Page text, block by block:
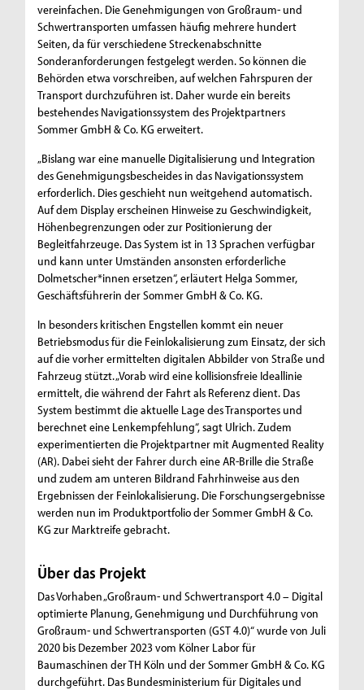
vereinfachen. Die Genehmigungen von Großraum- und
Schwertransporten umfassen häufig mehrere hundert
Seiten, da für verschiedene Streckenabschnitte
Sonderanforderungen festgelegt werden. So können die
Behörden etwa vorschreiben, auf welchen Fahrspuren der
Transport durchzuführen ist. Daher wurde ein bereits
bestehendes Navigationssystem des Projektpartners
Sommer GmbH & Co. KG erweitert.
„Bislang war eine manuelle Digitalisierung und Integration
des Genehmigungsbescheides in das Navigationssystem
erforderlich. Dies geschieht nun weitgehend automatisch.
Auf dem Display erscheinen Hinweise zu Geschwindigkeit,
Höhenbegrenzungen oder zur Positionierung der
Begleitfahrzeuge. Das System ist in 13 Sprachen verfügbar
und kann unter Umständen ansonsten erforderliche
Dolmetscher*innen ersetzen“, erläutert Helga Sommer,
Geschäftsführerin der Sommer GmbH & Co. KG.
In besonders kritischen Engstellen kommt ein neuer
Betriebsmodus für die Feinlokalisierung zum Einsatz, der sich
auf die vorher ermittelten digitalen Abbilder von Straße und
Fahrzeug stützt. „Vorab wird eine kollisionsfreie Ideallinie
ermittelt, die während der Fahrt als Referenz dient. Das
System bestimmt die aktuelle Lage des Transportes und
berechnet eine Lenkempfehlung“, sagt Ulrich. Zudem
experimentierten die Projektpartner mit Augmented Reality
(AR). Dabei sieht der Fahrer durch eine AR-Brille die Straße
und zudem am unteren Bildrand Fahrhinweise aus den
Ergebnissen der Feinlokalisierung. Die Forschungsergebnisse
werden nun im Produktportfolio der Sommer GmbH & Co.
KG zur Marktreife gebracht.
Über das Projekt
Das Vorhaben „Großraum- und Schwertransport 4.0 – Digital
optimierte Planung, Genehmigung und Durchführung von
Großraum- und Schwertransporten (GST 4.0)“ wurde von Juli
2020 bis Dezember 2023 vom Kölner Labor für
Baumaschinen der TH Köln und der Sommer GmbH & Co. KG
durchgeführt. Das Bundesministerium für Digitales und